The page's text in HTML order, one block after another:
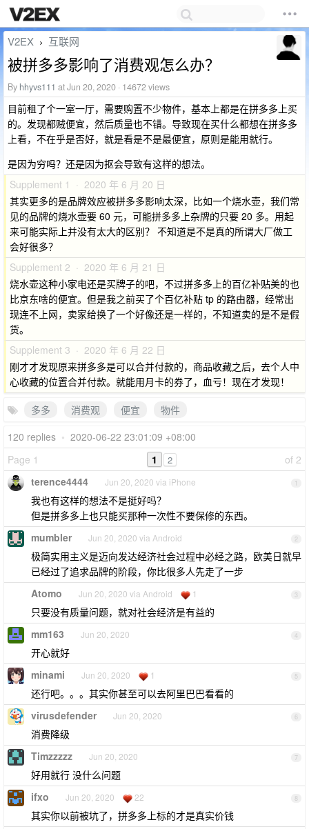
V2EX › 互联网
被拼多多影响了消费观怎么办？
By hhyvs111 at Jun 20, 2020 · 14672 views
目前租了个一室一厅，需要购置不少物件，基本上都是在拼多多上买
的。发现都贼便宜，然后质量也不错。导致现在买什么都想在拼多多
上看，不在乎是否好，就是看是不是最便宜，原则是能用就行。
是因为穷吗？还是因为抠会导致有这样的想法。
Supplement 1 · 2020 年 6 月 20 日
其实更多的是品牌效应被拼多多影响太深，比如一个烧水壶，我们常
见的品牌的烧水壶要 60 元，可能拼多多上杂牌的只要 20 多。用起
来可能实际上并没有太大的区别？ 不知道是不是真的所谓大厂做工
会好很多？
Supplement 2 · 2020 年 6 月 21 日
烧水壶这种小家电还是买牌子的吧，不过拼多多上的百亿补贴美的也
比京东啥的便宜。但是我之前买了个百亿补贴 tp 的路由器，经常出
现连不上网，卖家给换了一个好像还是一样的，不知道卖的是不是假
货。
Supplement 3 · 2020 年 6 月 22 日
刚才才发现原来拼多多是可以合并付款的，商品收藏之后，去个人中
心收藏的位置合并付款。就能用月卡的券了，血亏！现在才发现！
多多 消费观 便宜
物件
120 replies • 2020-06-22 23:01:09 +08:00
Page 1
of 2
1 2
1
terence4444 Jun 20, 2020 via iPhone
我也有这样的想法不是挺好吗？
但是拼多多上也只能买那种一次性不要保修的东西。
2
mumbler Jun 20, 2020 via Android
极简实用主义是迈向发达经济社会过程中必经之路，欧美日就早
已经过了追求品牌的阶段，你比很多人先走了一步
3
Atomo Jun 20, 2020 via Android 1
只要没有质量问题，就对社会经济是有益的
4
mm163 Jun 20, 2020
开心就好
5
minami Jun 20, 2020 1
还行吧。。。其实你甚至可以去阿里巴巴看看的
6
virusdefender Jun 20, 2020
消费降级
7
Timzzzzz Jun 20, 2020
好用就行 没什么问题
8
ifxo Jun 20, 2020 22
其实你以前被坑了，拼多多上标的才是真实价钱